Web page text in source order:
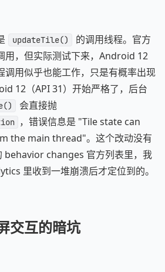
updateTile()
的调用线程。官方
用，但实际测试下来，Android 12
调用似乎也能工作，只是有概率出现
12（API 31）开始严格了，后台
会直接抛
，错误信息是 "Tile state can
the main thread"。这个改动没有
behavior changes 官方列表里，我
里收到一堆崩溃后才定位到的。
交互的暗坑